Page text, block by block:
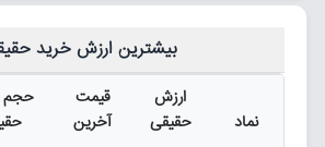
دشیمی
15
3
همراه
256.6M
3
بیشترین ارزش خرید
نماد
ارزش
حقیقی
قیمت
آخرین
حجم